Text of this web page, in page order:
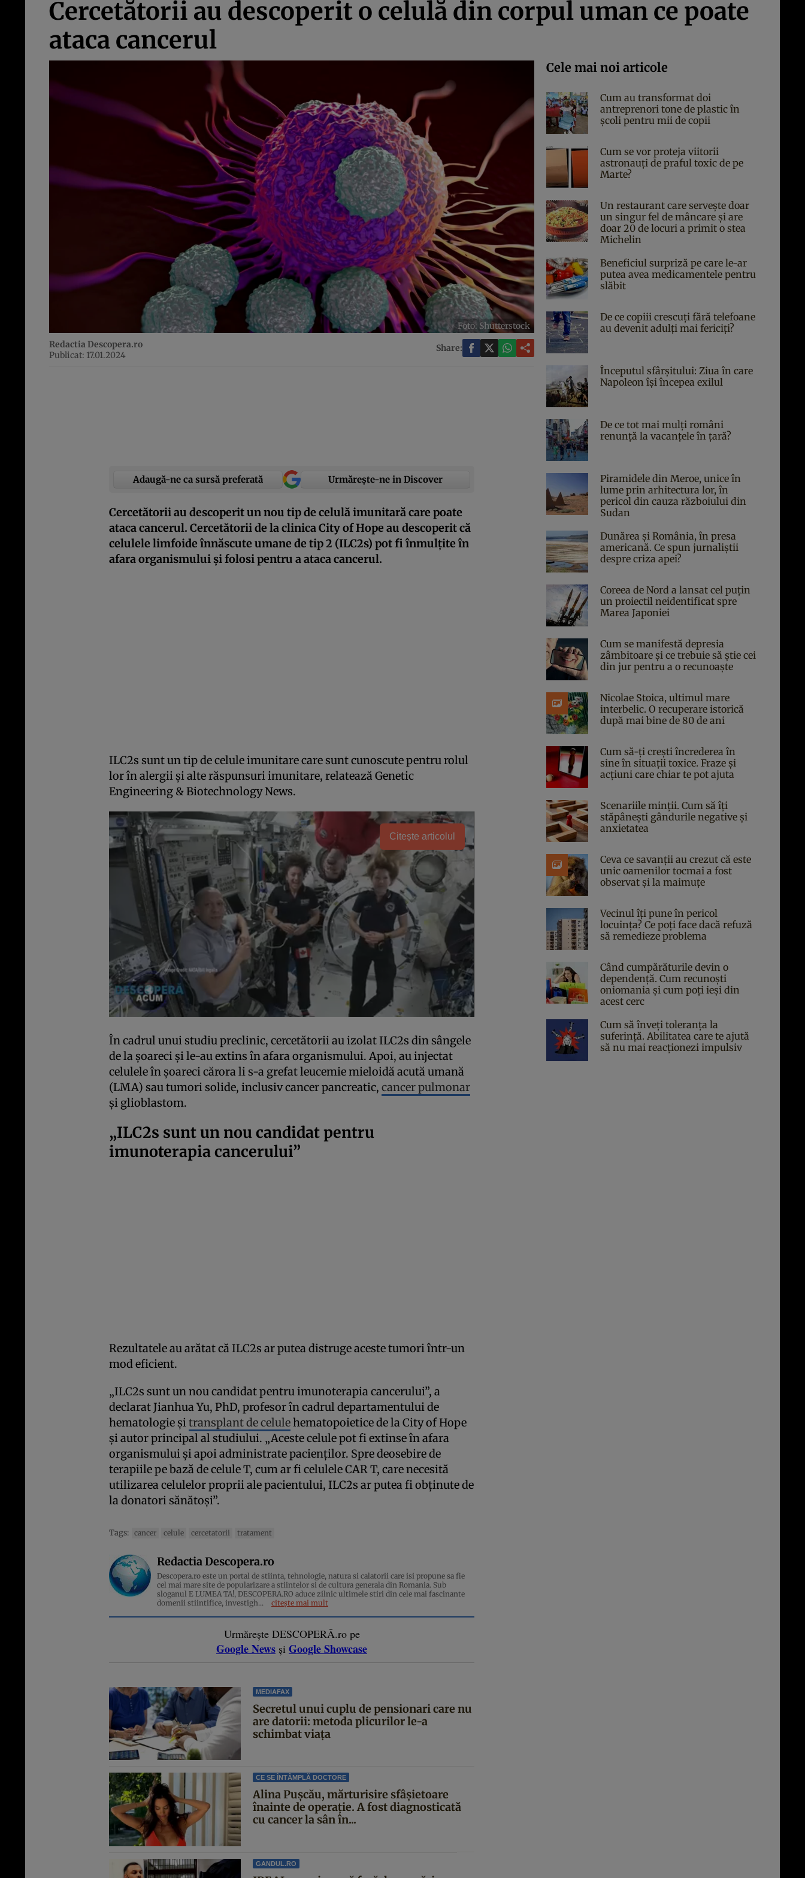
Cercetătorii au descoperit o celulă din corpul uman ce poate
ataca cancerul
Foto: Shutterstock
Redactia Descopera.ro
Publicat: 17.01.2024
Share:
Adaugă-ne ca sursă preferată Urmărește-ne in Discover
Cercetătorii au descoperit un nou tip de celulă imunitară care poate
ataca cancerul. Cercetătorii de la clinica City of Hope au descoperit că
celulele limfoide înnăscute umane de tip 2 (ILC2s) pot fi înmulțite în
afara organismului și folosi pentru a ataca cancerul.
ILC2s sunt un tip de celule imunitare care sunt cunoscute pentru rolul
lor în alergii și alte răspunsuri imunitare, relatează Genetic
Engineering & Biotechnology News.
Citește articolul
În cadrul unui studiu preclinic, cercetătorii au izolat ILC2s din sângele
de la șoareci și le-au extins în afara organismului. Apoi, au injectat
celulele în șoareci cărora li s-a grefat leucemie mieloidă acută umană
(LMA) sau tumori solide, inclusiv cancer pancreatic, cancer pulmonar
și glioblastom.
„ILC2s sunt un nou candidat pentru
imunoterapia cancerului”
Rezultatele au arătat că ILC2s ar putea distruge aceste tumori într-un
mod eficient.
„ILC2s sunt un nou candidat pentru imunoterapia cancerului”, a
declarat Jianhua Yu, PhD, profesor în cadrul departamentului de
hematologie șitransplant de celulehematopoietice de la City of Hope
și autor principal al studiului. „Aceste celule pot fi extinse în afara
organismului și apoi administrate pacienților. Spre deosebire de
terapiile pe bază de celule T, cum ar fi celulele CAR T, care necesită
utilizarea celulelor proprii ale pacientului, ILC2s ar putea fi obținute de
la donatori sănătoși”.
Tags: cancer celule cercetatorii tratament
Redactia Descopera.ro
Descopera.ro este un portal de stiinta, tehnologie, natura si calatorii care isi propune sa fie
cel mai mare site de popularizare a stiintelor si de cultura generala din Romania. Sub
sloganul E LUMEA TA!, DESCOPERA.RO aduce zilnic ultimele stiri din cele mai fascinante
domenii stiintifice, investigh...
citește mai mult
Urmărește DESCOPERĂ.ro pe
Google News și Google Showcase
MEDIAFAX
Secretul unui cuplu de pensionari care nu
are datorii: metoda plicurilor le-a
schimbat viața
CE SE ÎNTÂMPLĂ DOCTORE
Alina Pușcău, mărturisire sfâșietoare
înainte de operație. A fost diagnosticată
cu cancer la sân în...
GANDUL.RO
Cele mai noi articole
Cum au transformat doi
antreprenori tone de plastic în
școli pentru mii de copii
Cum se vor proteja viitorii
astronauți de praful toxic de pe
Marte?
Un restaurant care servește doar
un singur fel de mâncare și are
doar 20 de locuri a primit o stea
Michelin
Beneficiul surpriză pe care le-ar
putea avea medicamentele pentru
slăbit
De ce copiii crescuți fără telefoane
au devenit adulți mai fericiți?
Începutul sfârşitului: Ziua în care
Napoleon îşi începea exilul
De ce tot mai mulți români
renunță la vacanțele în țară?
Piramidele din Meroe, unice în
lume prin arhitectura lor, în
pericol din cauza războiului din
Sudan
Dunărea și România, în presa
americană. Ce spun jurnaliștii
despre criza apei?
Coreea de Nord a lansat cel puțin
un proiectil neidentificat spre
Marea Japoniei
Cum se manifestă depresia
zâmbitoare și ce trebuie să știe cei
din jur pentru a o recunoaște
Nicolae Stoica, ultimul mare
interbelic. O recuperare istorică
după mai bine de 80 de ani
Cum să-ți crești încrederea în
sine în situații toxice. Fraze și
acțiuni care chiar te pot ajuta
Scenariile minții. Cum să îți
stăpânești gândurile negative și
anxietatea
Ceva ce savanții au crezut că este
unic oamenilor tocmai a fost
observat și la maimuțe
Vecinul îți pune în pericol
locuința? Ce poți face dacă refuză
să remedieze problema
Când cumpărăturile devin o
dependență. Cum recunoști
oniomania și cum poți ieși din
acest cerc
Cum să înveți toleranța la
suferință. Abilitatea care te ajută
să nu mai reacționezi impulsiv